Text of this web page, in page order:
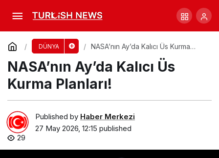
DÜNYA
NASA’nın Ay’da Kalıcı Üs Kurma
NASA’nın Ay’da Kalıcı Üs
Kurma Planları!
Published by Haber Merkezi
27 May 2026, 12:15 published
29
Trump’un Adayı, Texas’ta Cumhuriyetçilere
Zarar mı?
Comment Share